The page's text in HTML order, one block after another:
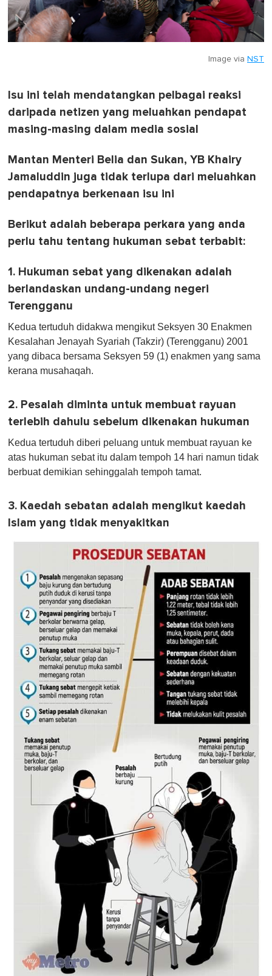
Image via NST
Isu ini telah mendatangkan pelbagai reaksi
daripada netizen yang meluahkan pendapat
masing-masing dalam media sosial
Mantan Menteri Belia dan Sukan, YB Khairy
Jamaluddin juga tidak terlupa dari meluahkan
pendapatnya berkenaan isu ini
Berikut adalah beberapa perkara yang anda
perlu tahu tentang hukuman sebat terbabit:
1. Hukuman sebat yang dikenakan adalah
berlandaskan undang-undang negeri
Terengganu
Kedua tertuduh didakwa mengikut Seksyen 30 Enakmen
Kesalahan Jenayah Syariah (Takzir) (Terengganu) 2001
yang dibaca bersama Seksyen 59 (1) enakmen yang sama
kerana musahaqah .
2. Pesalah diminta untuk membuat rayuan
terlebih dahulu sebelum dikenakan hukuman
Kedua tertuduh diberi peluang untuk membuat rayuan ke
atas hukuman sebat itu dalam tempoh 14 hari namun tidak
berbuat demikian sehinggalah tempoh tamat.
3. Kaedah sebatan adalah mengikut kaedah
Islam yang tidak menyakitkan